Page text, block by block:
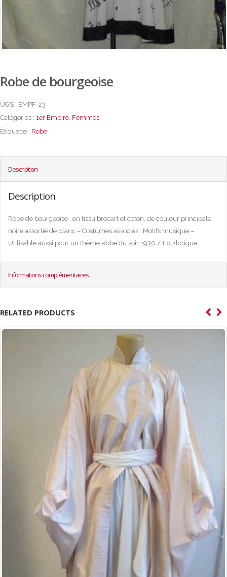
Robe de bourgeoise
UGS : EMPF-23
Catégories : 1er Empire, Femmes
Étiquette : Robe
Description
Description
Robe de bourgeoise , en tissu brocart et coton, de couleur principale
noire assortie de blanc – Costumes associés : Motifs musique –
Utilisable aussi pour un thème Robe du soir 1930 / Folklorique
Informations complémentaires
RELATED PRODUCTS